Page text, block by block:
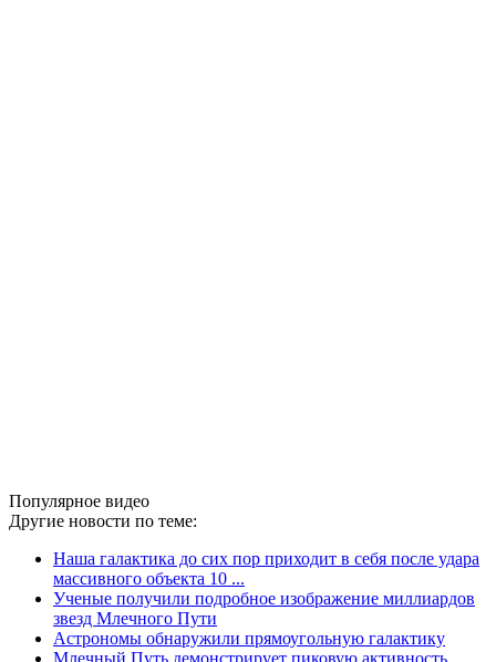
Популярное видео
Другие новости по теме:
Наша галактика до сих пор приходит в себя после удара
массивного объекта 10 ...
Ученые получили подробное изображение миллиардов
звезд Млечного Пути
Астрономы обнаружили прямоугольную галактику
Млечный Путь демонстрирует пиковую активность